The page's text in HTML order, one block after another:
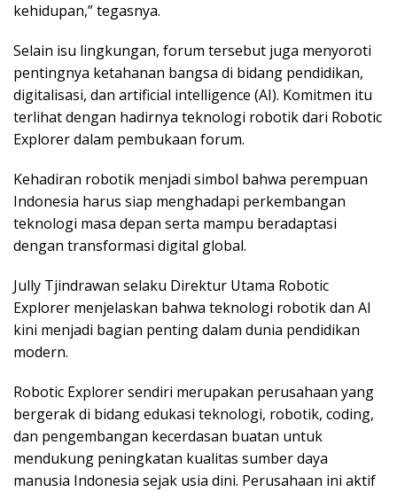
kehidupan,” tegasnya.
Selain isu lingkungan, forum tersebut juga menyoroti
pentingnya ketahanan bangsa di bidang pendidikan,
digitalisasi, dan artificial intelligence (AI). Komitmen itu
terlihat dengan hadirnya teknologi robotik dari Robotic
Explorer dalam pembukaan forum.
Kehadiran robotik menjadi simbol bahwa perempuan
Indonesia harus siap menghadapi perkembangan
teknologi masa depan serta mampu beradaptasi
dengan transformasi digital global.
Jully Tjindrawan selaku Direktur Utama Robotic
Explorer menjelaskan bahwa teknologi robotik dan AI
kini menjadi bagian penting dalam dunia pendidikan
modern.
Robotic Explorer sendiri merupakan perusahaan yang
bergerak di bidang edukasi teknologi, robotik, coding,
dan pengembangan kecerdasan buatan untuk
mendukung peningkatan kualitas sumber daya
manusia Indonesia sejak usia dini. Perusahaan ini aktif